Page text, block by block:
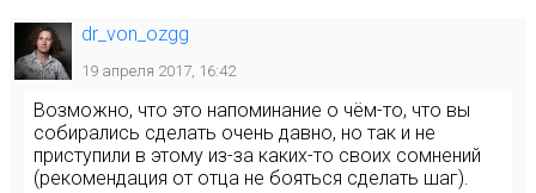
dr_von_ozgg
19 апреля 2017, 16:42
Возможно, что это напоминание о чём-то, что вы
собирались сделать очень давно, но так и не
приступили в этому из-за каких-то своих сомнений
(рекомендация от отца не бояться сделать шаг).